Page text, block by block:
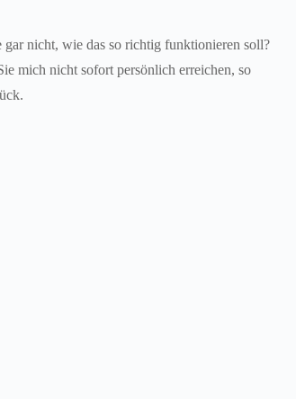
gar nicht, wie das so richtig funktionieren soll?
mich nicht sofort persönlich erreichen, so